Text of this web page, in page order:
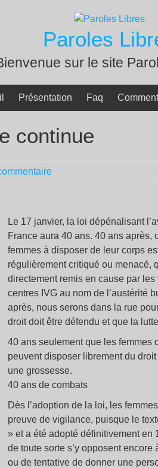
Paroles
sur le site
Présentation Faq
continue
Le 17 janvier, la loi dépénalisant
France aura 40 ans. 40 ans après,
femmes à disposer de leur corps
régulièrement critiqué ou menacé,
directement remis en cause par les
centres IVG au nom de l’austérité
après, nous serons dans la rue
droit doit être défendu et que la
40 ans seulement que les femmes
peuvent disposer librement du
une grossesse.
40 ans de combats
Dès l’adoption de la loi, les
preuve de vigilance, puisque le
» et a été adopté définitivement en
de toute sorte s’y opposent encore
ou de tentative de donner une